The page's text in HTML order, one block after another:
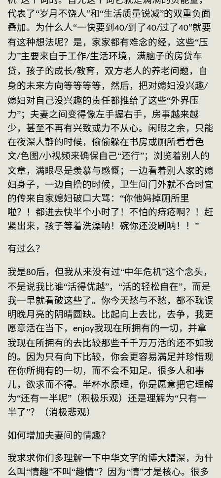
代表了“岁月不饶人”和“生活质量锐减”的双重负面
叠加。为什么人“一快要到 40/到了40/过了40”就要
有这种想法呢？是，家家都有难念的经，这些“压
力”主要来自于工作/生活环境，满脑子的房贷车
贷，孩子的成长/教育，双方老人的养老问题，自
身的未来方向等等等等，然后，把对媳妇没兴趣/
媳妇对自己没兴趣的责任都推给了这些“外界压
力”；夫妻之间变得像左手握右手，房事越来越
少，甚至不再有兴致或力不从心。闲暇之余，只能
在夜深人静的时候，偷偷躲在书房或厕所看看色
文/色图/小视频来确保自己“还行”；浏览着别人的
文章，满眼尽是羡慕与感慨；一边看着别人家的媳
妇身子，一边自撸的时候，卫生间门外就不合时宜
的传来自家媳妇破口大骂：“你他妈掉厕所里
啦？！都进去快半个小时了！不怕的痔疮啊？！赶
紧出来，孩子等着洗澡呐！碗你还没刷呐！！”
有过么？
我是80后，但我从来没有过“中年危机”这个念头，
不是说我比谁“活得优越”，“活的轻松自在”，而是
我一早就看破这些了。你今天愁与不愁，都不耽误
明晚月亮的阴晴圆缺。比起向上去比，去争，我更
愿意活在当下， enjoy我现在所拥有的一切，并拿
我现在所拥有的去比较那些千千万万活的还不如我
的。因为只有向下比较，你会更容易满足并珍惜现
在你所拥有的一切，而不会不知足。很多人和事
儿，欲求而不得。半杯水原理，你是愿意把它理解
为“还有一半呢”（积极乐观）还是理解为“只有一
半了”？（消极悲观）
如何增加夫妻间的情趣？
我求求你们多理解一下中华文字的博大精深，为什
么叫“情趣”不叫“趣情”？因为“情”才是核心。很多